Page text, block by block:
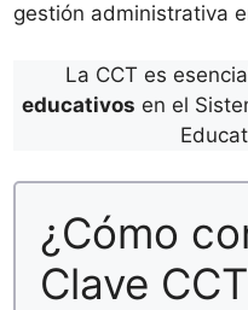
gestión administrativa
La CCT es
educativos en el
¿Cómo
Clave